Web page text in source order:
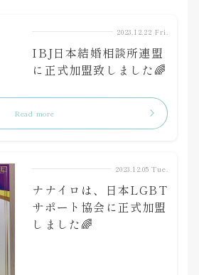
2023.12.22 Fri.
IBJ日本結婚相談所連盟
に正式加盟致しました🌈
Read more
2023.12.05 Tue.
ナナイロは、日本LGBT
サポート協会に正式加盟
しました🌈